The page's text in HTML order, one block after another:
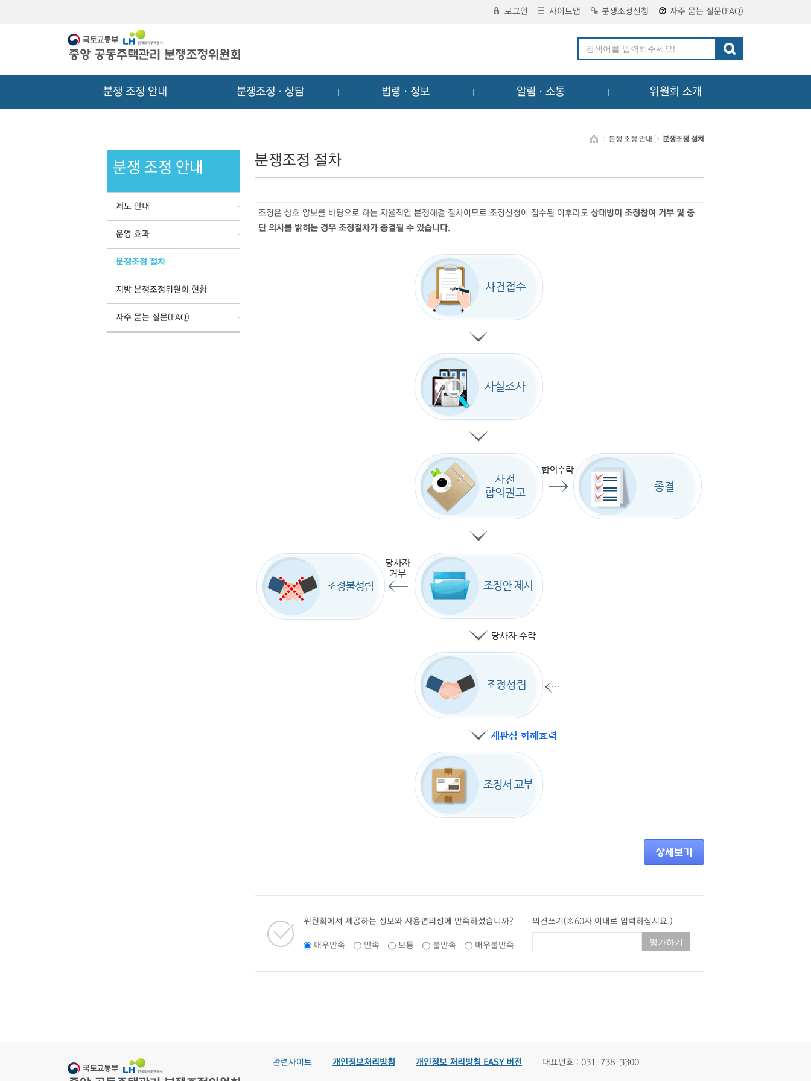
로그인 사이트맵 분쟁조정신청 자주 묻는 질문(FAQ)
분쟁 조정 안내 분쟁조정ㆍ상담 법령ㆍ정보 알림ㆍ소통 위원회 소개
분쟁 조정 안내
제도 안내
운영 효과
분쟁조정 절차
지방 분쟁조정위원회 현황
자주 묻는 질문(FAQ)
분쟁 조정 안내 분쟁조정 절차
분쟁조정 절차
조정은 상호 양보를 바탕으로 하는 자율적인 분쟁해결 절차이므로 조정신청이 접수된 이후라도 상대방이 조정참여 거부 및 중
단 의사를 밝히는 경우 조정절차가 종결될 수 있습니다.
위원회에서 제공하는 정보와 사용편의성에 만족하셨습니까?
매우만족 만족 보통 불만족 매우불만족
의견쓰기(※60자 이내로 입력하십시요.)
관련사이트 개인정보처리방침 개인정보 처리방침 EASY 버전 대표번호 : 031-738-3300